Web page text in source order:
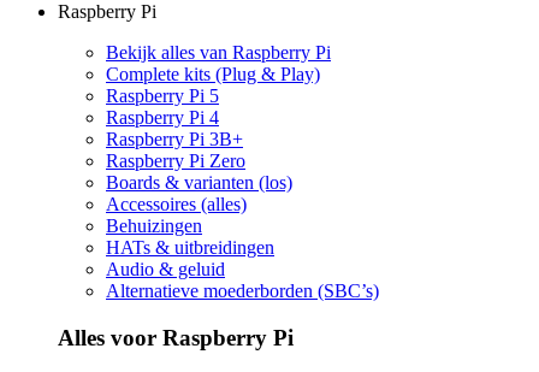
Raspberry Pi
Bekijk alles van Raspberry Pi
Complete kits (Plug & Play)
Raspberry Pi 5
Raspberry Pi 4
Raspberry Pi 3B+
Raspberry Pi Zero
Boards & varianten (los)
Accessoires (alles)
Behuizingen
HATs & uitbreidingen
Audio & geluid
Alternatieve moederborden (SBC’s)
Alles voor Raspberry Pi